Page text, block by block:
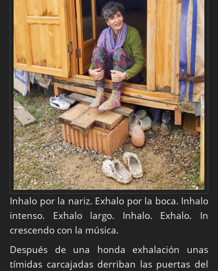
Inhalo por la nariz. Exhalo por la boca. Inhalo
intenso. Exhalo largo. Inhalo. Exhalo. In
crescendo con la música.
Después de una honda exhalación unas
tímidas carcajadas derriban las puertas del